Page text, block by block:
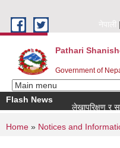
नेपाली
Pathari
Government of
Flash News
लेखापरिक्षण र
You are here
Home » Notices and